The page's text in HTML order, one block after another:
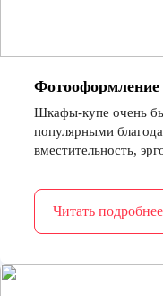
Шкафы-купе очень
популярными
вместительность,
постоянно
Читать